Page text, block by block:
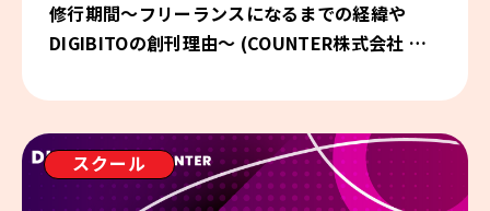
修行期間〜フリーランスになるまでの経緯や
DIGIBITOの創刊理由〜 (COUNTER株式会社 宮
スクール